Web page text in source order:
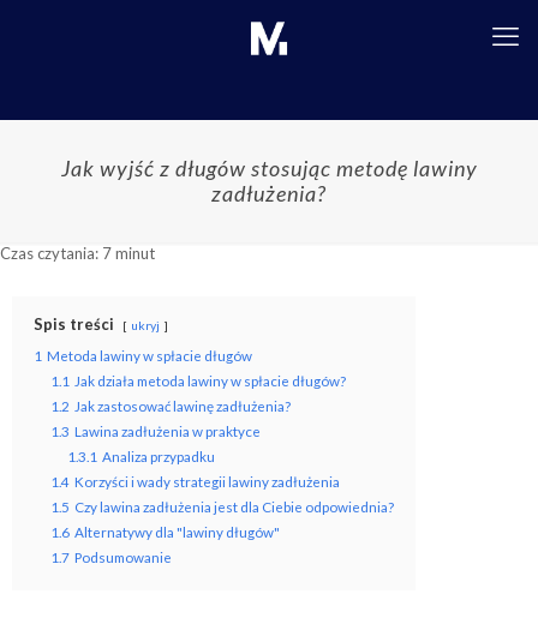
Jak wyjść z długów stosując metodę lawiny
zadłużenia?
Czas czytania: 7minut
Spis treści ukryj
1 Metoda lawiny w spłacie długów
1.1 Jak działa metoda lawiny w spłacie długów?
1.2 Jak zastosować lawinę zadłużenia?
1.3 Lawina zadłużenia w praktyce
1.3.1 Analiza przypadku
1.4 Korzyści i wady strategii lawiny zadłużenia
1.5 Czy lawina zadłużenia jest dla Ciebie odpowiednia?
1.6 Alternatywy dla "lawiny długów"
1.7 Podsumowanie